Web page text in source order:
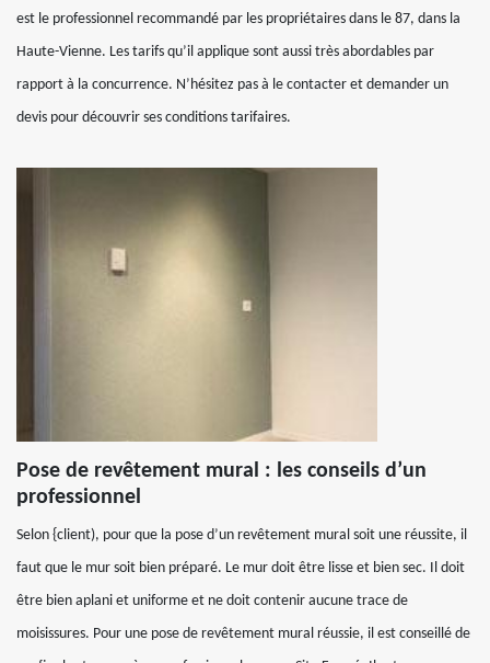
est le professionnel recommandé par les propriétaires dans le 87, dans la
Haute-Vienne. Les tarifs qu’il applique sont aussi très abordables par
rapport à la concurrence. N’hésitez pas à le contacter et demander un
devis pour découvrir ses conditions tarifaires.
Pose de revêtement mural : les conseils d’un
professionnel
Selon {client), pour que la pose d’un revêtement mural soit une réussite, il
faut que le mur soit bien préparé. Le mur doit être lisse et bien sec. Il doit
être bien aplani et uniforme et ne doit contenir aucune trace de
moisissures. Pour une pose de revêtement mural réussie, il est conseillé de